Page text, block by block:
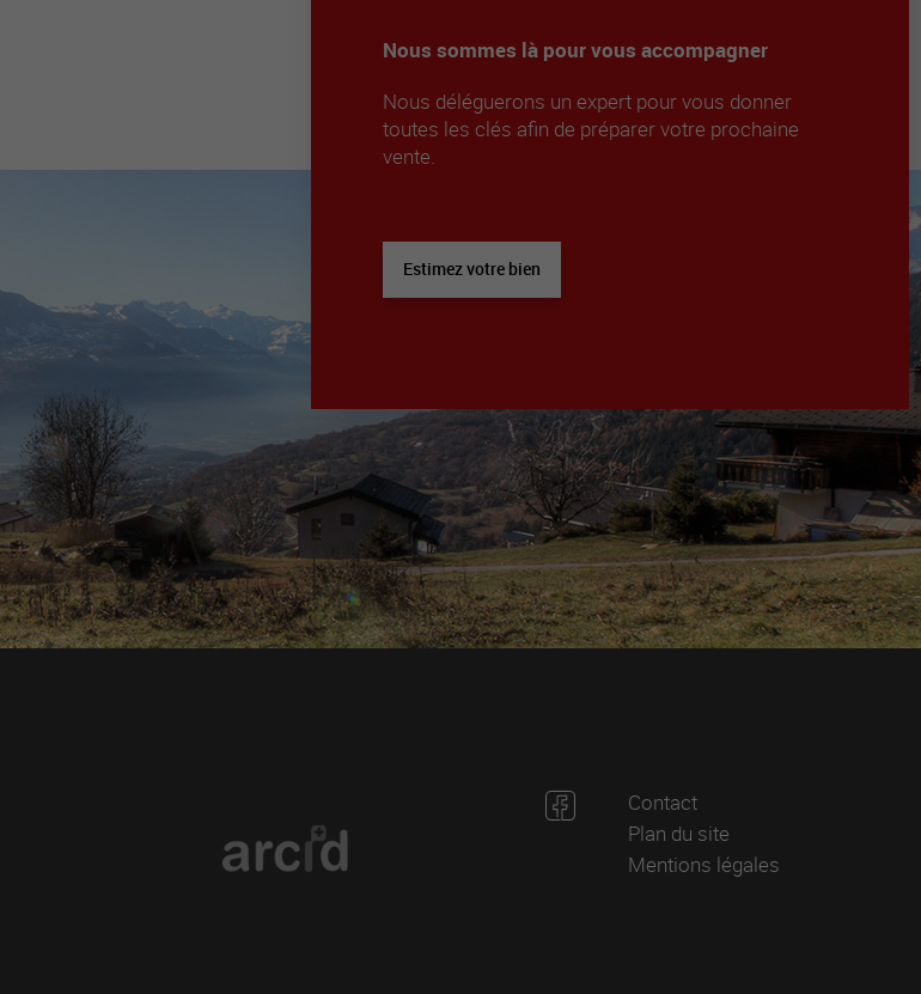
Nous sommes là pour vous accompagner
Nous déléguerons un expert pour vous donner
toutes les clés afin de préparer votre prochaine
vente.
Estimez votre bien
Contact
Plan du site
Mentions légales